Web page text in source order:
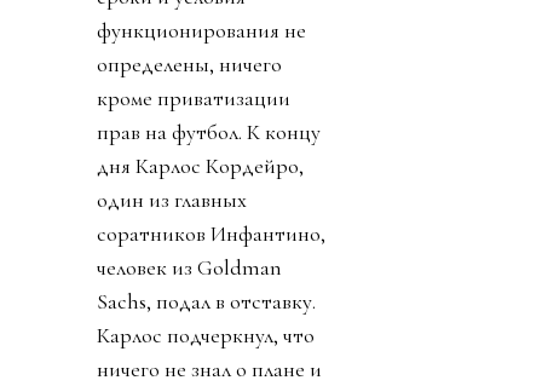
функционирования не
определены, ничего
кроме приватизации
прав на футбол. К концу
дня Карлос Кордейро,
один из главных
соратников Инфантино,
человек из Goldman
Sachs, подал в отставку.
Карлос подчеркнул, что
ничего не знал о плане и